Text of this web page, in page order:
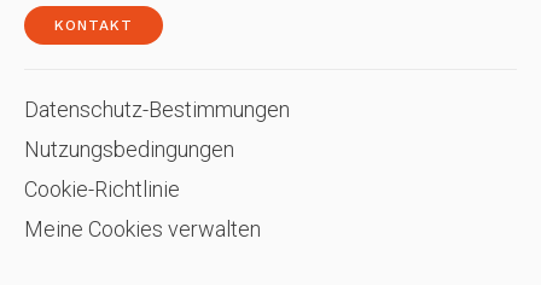
KONTAKT
Datenschutz-Bestimmungen
Nutzungsbedingungen
Cookie-Richtlinie
Meine Cookies verwalten